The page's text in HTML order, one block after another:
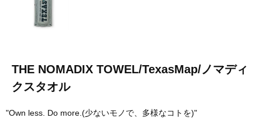
THE NOMADIX TOWEL/TexasMap/ノマディ
クスタオル
"Own less. Do more.(少ないモノで、多様なコトを)"